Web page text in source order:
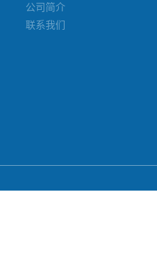
公司简介
联系我们